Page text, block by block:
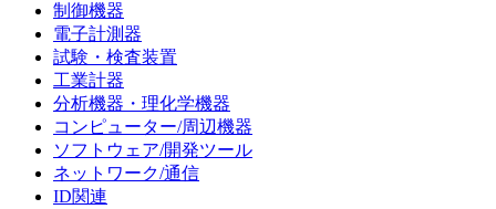
制御機器
電子計測器
試験・検査装置
工業計器
分析機器・理化学機器
コンピューター/周辺機器
ソフトウェア/開発ツール
ネットワーク/通信
ID関連